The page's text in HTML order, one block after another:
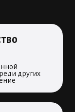
других